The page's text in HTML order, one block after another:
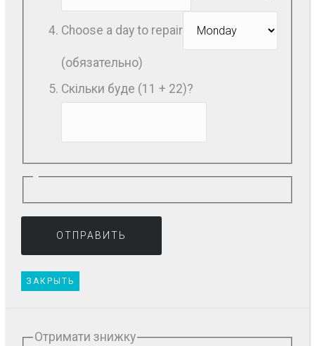
Choose a day to repair
(обязательно)
Скільки буде (11 + 22)?
ЗАКРЫТЬ
Отримати знижку